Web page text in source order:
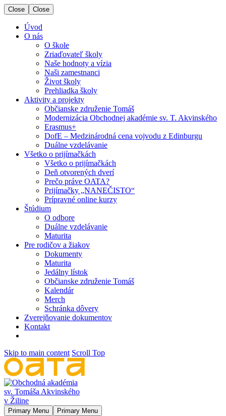
Close Close
Úvod
O nás
O škole
Zriaďovateľ školy
Naše hodnoty a vízia
Naši zamestnanci
Život školy
Prehliadka školy
Aktivity a projekty
Občianske združenie Tomáš
Modernizácia Obchodnej akadémie sv. T. Akvinského
Erasmus+
DofE – Medzinárodná cena vojvodu z Edinburgu
Duálne vzdelávanie
Všetko o prijímačkách
Všetko o prijímačkách
Deň otvorených dverí
Prečo práve OATA?
Prijímačky „NANEČISTO“
Prípravné online kurzy
Štúdium
O odbore
Duálne vzdelávanie
Maturita
Pre rodičov a žiakov
Dokumenty
Maturita
Jedálny lístok
Občianske združenie Tomáš
Kalendár
Merch
Schránka dôvery
Zverejňovanie dokumentov
Kontakt
Skip to main content Scroll Top
Primary Menu Primary Menu